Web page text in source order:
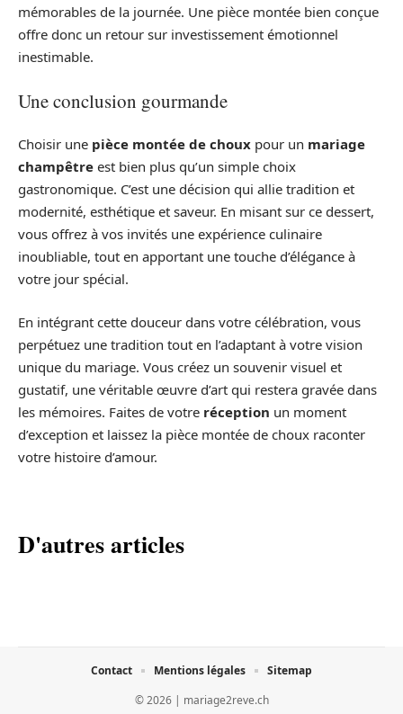
mémorables de la journée. Une pièce montée bien conçue
offre donc un retour sur investissement émotionnel
inestimable.
Une conclusion gourmande
Choisir une pièce montée de choux pour un mariage
champêtre est bien plus qu’un simple choix
gastronomique. C’est une décision qui allie tradition et
modernité, esthétique et saveur. En misant sur ce dessert,
vous offrez à vos invités une expérience culinaire
inoubliable, tout en apportant une touche d’élégance à
votre jour spécial.
En intégrant cette douceur dans votre célébration, vous
perpétuez une tradition tout en l’adaptant à votre vision
unique du mariage. Vous créez un souvenir visuel et
gustatif, une véritable œuvre d’art qui restera gravée dans
les mémoires. Faites de votre réception un moment
d’exception et laissez la pièce montée de choux raconter
votre histoire d’amour.
D'autres articles
© 2026 | mariage2reve.ch
Contact Mentions légales Sitemap